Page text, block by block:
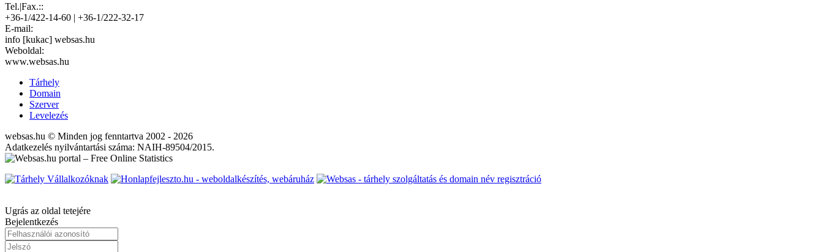
Tel.|Fax.::
+36-1/422-14-60 | +36-1/222-32-17
E-mail:
info [kukac] websas.hu
Weboldal:
www.websas.hu
Tárhely
Domain
Szerver
Levelezés
websas.hu © Minden jog fenntartva 2002 - 2026
Adatkezelés nyilvántartási száma: NAIH-89504/2015.
Ugrás az oldal tetejére
Bejelentkezés